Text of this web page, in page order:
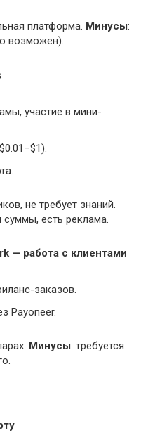
платформа. Минусы:
возможен).
участие в мини-
не требует знаний.
суммы, есть реклама.
— работа с клиентами
заказов.
Payoneer.
Минусы: требуется